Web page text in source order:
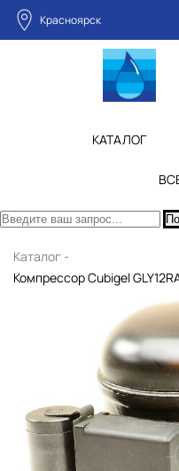
Красноярск
КАТАЛОГ
Каталог -
Компрессор Cubigel